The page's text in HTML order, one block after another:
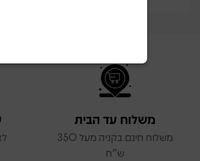
משלוח עד הבית
משלוח חינם בקניה מעל 350
ש"ח